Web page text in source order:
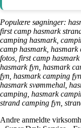
Populære søgninger:
first camp hasmark
camping hasmark,
camp hasmark,
fotos, first camp
hasmark fyn, hasmark
fyn, hasmark camping
hasmark svømmehal,
camping, hasmark
strand camping fyn,
Andre anmeldte